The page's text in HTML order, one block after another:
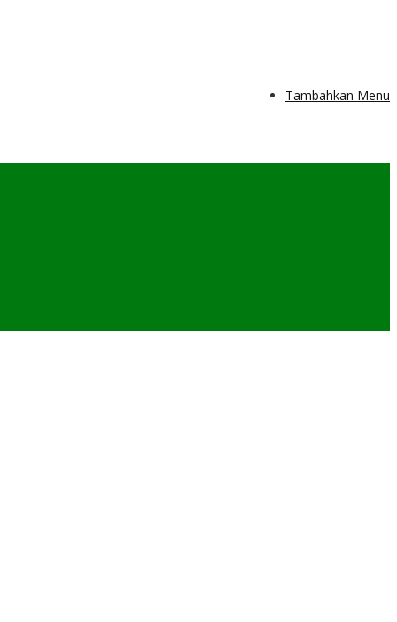
Tambahkan Menu